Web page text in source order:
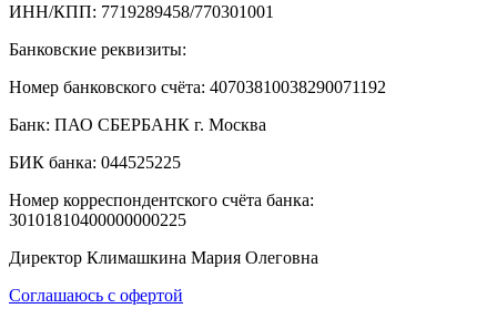
ИНН/КПП: 7719289458/770301001
Банковские реквизиты:
Номер банковского счёта: 40703810038290071192
Банк: ПАО СБЕРБАНК г. Москва
БИК банка: 044525225
Номер корреспондентского счёта банка:
30101810400000000225
Директор Климашкина Мария Олеговна
Соглашаюсь с офертой